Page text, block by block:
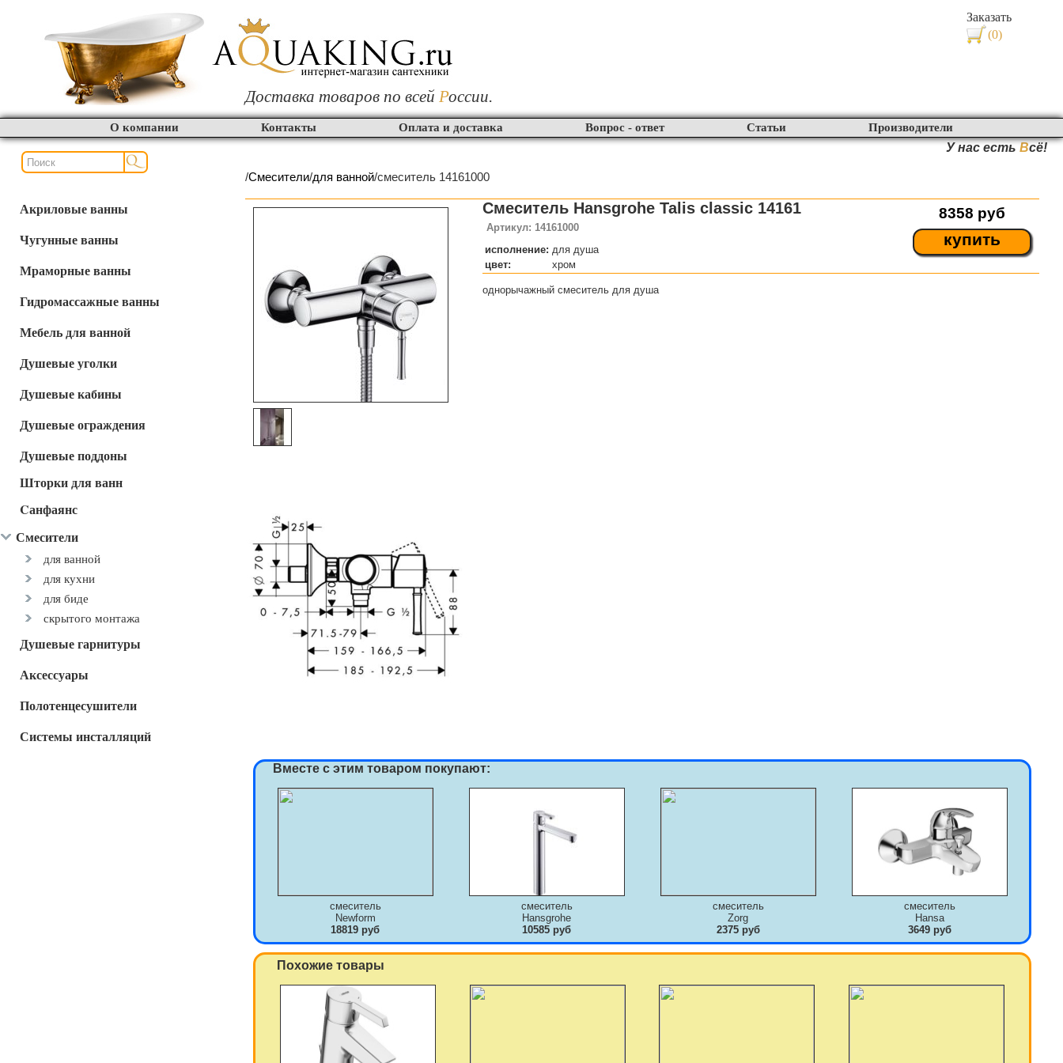
Заказать
(0)
Доставка товаров по всей России.
О компании Контакты Оплата и доставка Вопрос - ответ Статьи Производители
У нас есть Всё!
Акриловые ванны
Чугунные ванны
Мраморные ванны
Гидромассажные ванны
Мебель для ванной
Душевые уголки
Душевые кабины
Душевые ограждения
Душевые поддоны
Шторки для ванн
Cанфаянс
Смесители
для ванной
для кухни
для биде
скрытого монтажа
Душевые гарнитуры
Аксессуары
Полотенцесушители
Системы инсталляций
/Смесители/для ванной/смеситель 14161000
8358 руб
купить
Смеситель Hansgrohe Talis classic 14161
Артикул: 14161000
исполнение: для душа
цвет:
хром
однорычажный смеситель для душа
Вместе с этим товаром покупают:
смеситель
Newform
18819 руб
смеситель
Hansgrohe
10585 руб
смеситель
Zorg
2375 руб
смеситель
Hansa
3649 руб
Похожие товары